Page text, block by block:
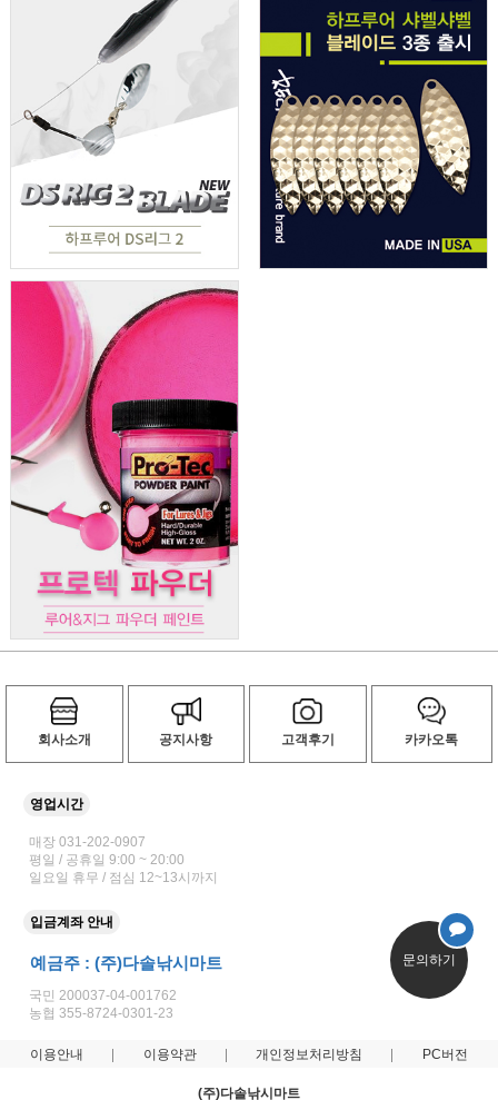
회사소개 공지사항 고객후기 카카오톡
영업시간
매장 031-202-0907
평일 / 공휴일 9:00 ~ 20:00
일요일 휴무 / 점심 12~13시까지
입금계좌 안내
예금주 : (주)다솔낚시마트
국민 200037-04-001762
농협 355-8724-0301-23
문의하기
이용안내 이용약관 개인정보처리방침 PC버전
(주)다솔낚시마트